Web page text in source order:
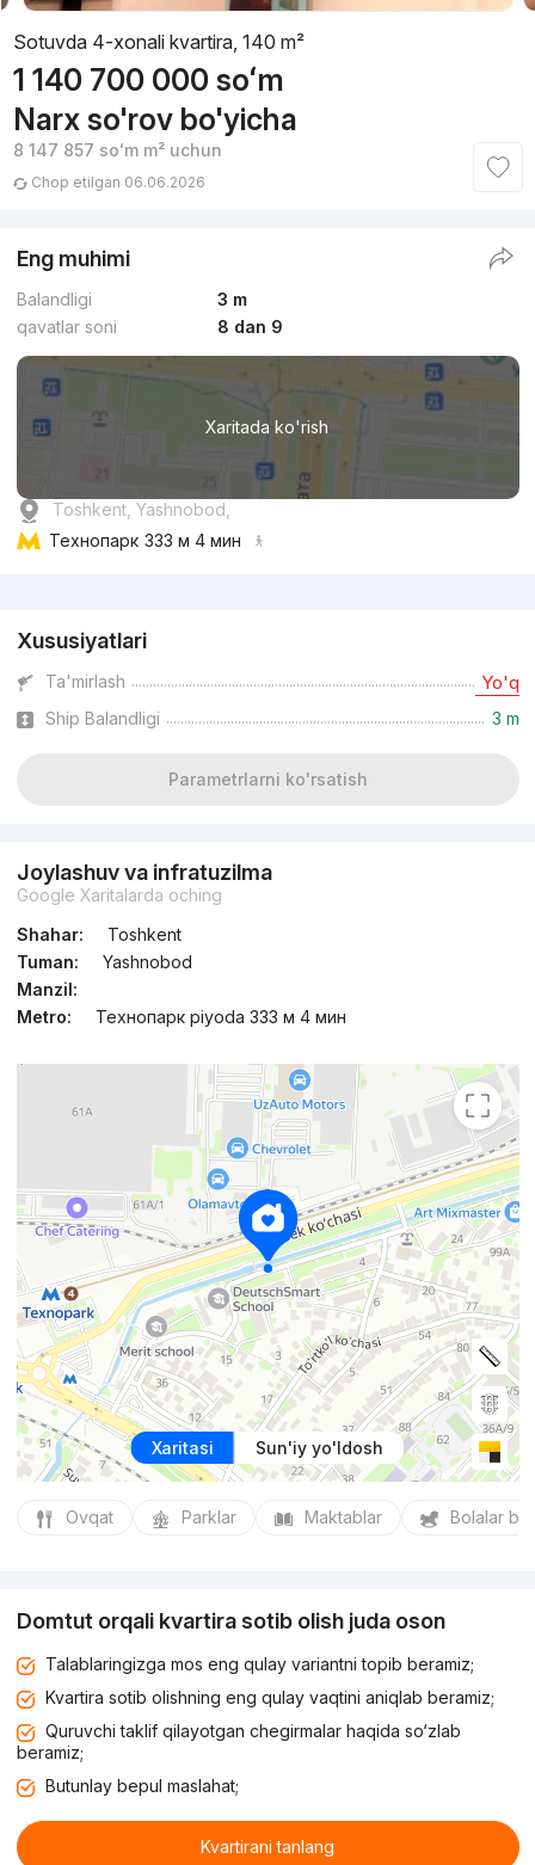
Sotuvda 4-xonali kvartira, 140 m²
1 140 700 000 soʻm
Narx so'rov bo'yicha
8 147 857 soʻmm² uchun
Chop etilgan 06.06.2026
Eng muhimi
Balandligi
3 m
qavatlar soni
8 dan 9
Xaritada ko'rish
Toshkent, Yashnobod,
Технопарк 333 м 4 мин
Xususiyatlari
Ta'mirlash Yo'q
Ship Balandligi 3 m
Parametrlarni ko'rsatish
Joylashuv va infratuzilma
Google Xaritalarda oching
Shahar:
Toshkent
Tuman:
Yashnobod
Manzil:
Metro:
Технопарк piyoda 333 м 4 мин
Xaritasi Sun'iy yo'ldosh
Ovqat Parklar Maktablar Bolalar
Domtut orqali kvartira sotib olish juda oson
Talablaringizga mos eng qulay variantni topib beramiz;
Kvartira sotib olishning eng qulay vaqtini aniqlab beramiz;
Quruvchi taklif qilayotgan chegirmalar haqida so‘zlab
beramiz;
Butunlay bepul maslahat;
Kvartirani tanlang